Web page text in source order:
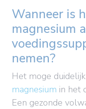
Wanneer is
magnesium
nemen?
Het moge
magnesium in het
Een gezonde